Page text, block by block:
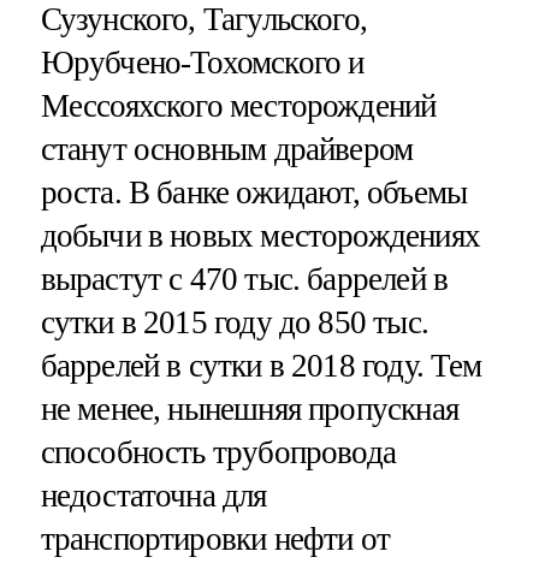
Сузунского, Тагульского,
Юрубчено-Тохомского и
Мессояхского месторождений
станут основным драйвером
роста. В банке ожидают, объемы
добычи в новых месторождениях
вырастут с 470 тыс. баррелей в
сутки в 2015 году до 850 тыс.
баррелей в сутки в 2018 году. Тем
не менее, нынешняя пропускная
способность трубопровода
недостаточна для
транспортировки нефти от